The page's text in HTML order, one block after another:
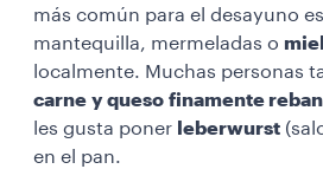
más común para el desayuno
mantequilla, mermeladas o miel
localmente. Muchas personas
carne y queso finamente
les gusta poner leberwurst
en el pan.